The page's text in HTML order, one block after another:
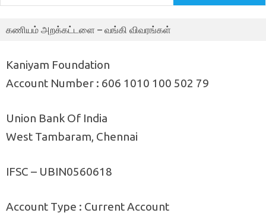
கணியம் அறக்கட்டளை – வங்கி விவரங்கள்
Kaniyam Foundation
Account Number : 606 1010 100 502 79
Union Bank Of India
West Tambaram, Chennai
IFSC – UBIN0560618
Account Type : Current Account